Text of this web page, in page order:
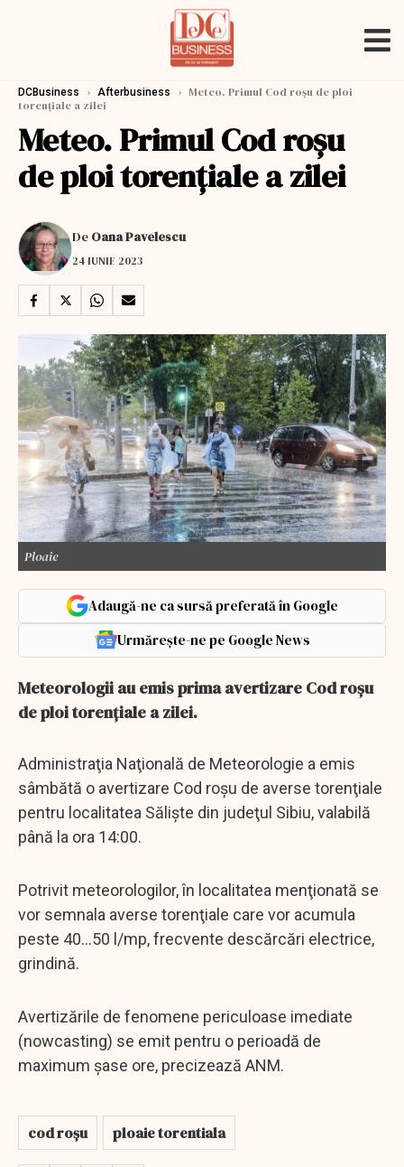
DCBusiness › Afterbusiness › Meteo. Primul Cod roșu de ploi
torențiale a zilei
Meteo. Primul Cod roșu
de ploi torențiale a zilei
De Oana Pavelescu
24 IUNIE 2023
Ploaie
Adaugă-ne ca sursă preferată în Google
Urmărește-ne pe Google News
Meteorologii au emis prima avertizare Cod roșu
de ploi torențiale a zilei.
Administraţia Naţională de Meteorologie a emis
sâmbătă o avertizare Cod roşu de averse torenţiale
pentru localitatea Sălişte din judeţul Sibiu, valabilă
până la ora 14:00.
Potrivit meteorologilor, în localitatea menţionată se
vor semnala averse torenţiale care vor acumula
peste 40...50 l/mp, frecvente descărcări electrice,
grindină.
Avertizările de fenomene periculoase imediate
(nowcasting) se emit pentru o perioadă de
maximum şase ore, precizează ANM.
cod roșu ploaie torentiala